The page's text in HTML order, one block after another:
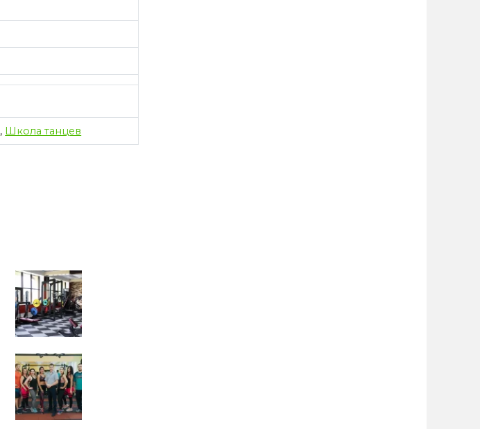
, Школа танцев